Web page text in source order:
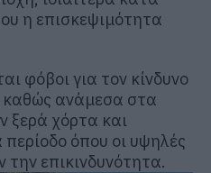
η επισκεψιμότητα
φόβοι για τον κίνδυνο
καθώς ανάμεσα στα
ξερά χόρτα και
όπου οι υψηλές
την επικινδυνότητα.